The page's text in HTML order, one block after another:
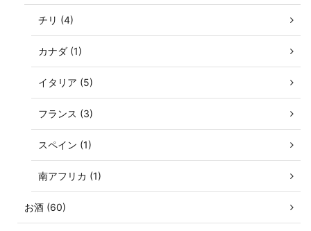
チリ (4)
カナダ (1)
イタリア (5)
フランス (3)
スペイン (1)
南アフリカ (1)
お酒 (60)